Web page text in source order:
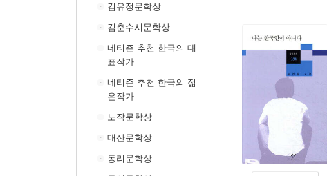
김유정문학상
김춘수시문학상
네티즌 추천 한국의 대
표작가
네티즌 추천 한국의 젊
은작가
노작문학상
대산문학상
동리문학상